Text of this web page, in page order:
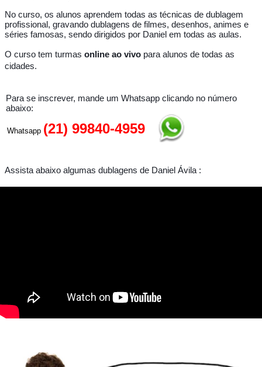
No curso, os alunos aprendem todas as técnicas de dublagem
profissional, gravando dublagens de filmes, desenhos, animes e
séries famosas, sendo dirigidos por Daniel em todas as aulas.
O curso tem turmas online ao vivo para alunos de todas as
cidades.
Para se inscrever, mande um Whatsapp clicando no número
abaixo:
Whatsapp (21) 99840-4959
Assista abaixo algumas dublagens de Daniel Ávila :